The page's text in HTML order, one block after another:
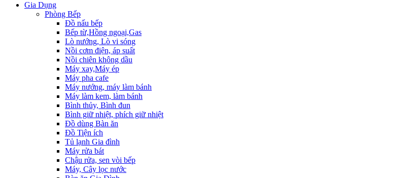
Gia Dụng
Phòng Bếp
Đồ nấu bếp
Bếp từ,Hồng ngoại,Gas
Lò nướng, Lò vi sóng
Nồi cơm điện, áp suất
Nồi chiên không dầu
Máy xay,Máy ép
Máy pha cafe
Máy nướng, máy làm bánh
Máy làm kem, làm bánh
Bình thủy, Bình đun
Bình giữ nhiệt, phích giữ nhiệt
Đồ dùng Bàn ăn
Đồ Tiện ích
Tủ lạnh Gia đình
Máy rửa bát
Chậu rửa, sen vòi bếp
Máy, Cây lọc nước